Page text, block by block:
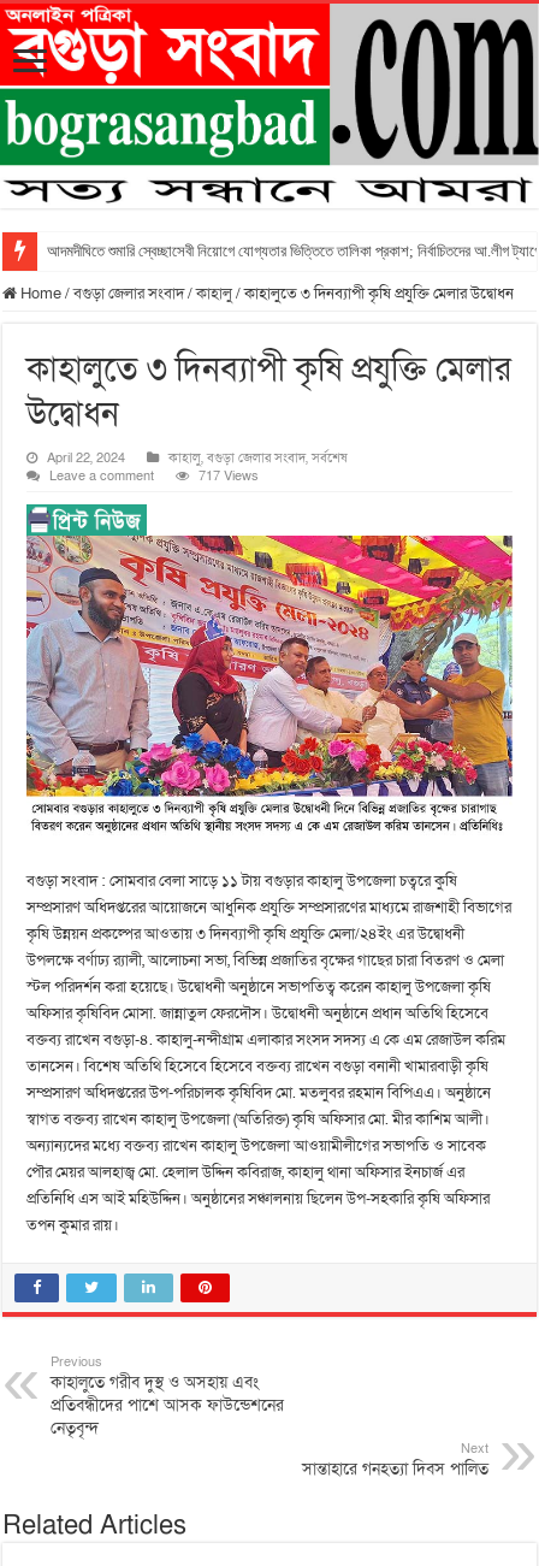
আদমদীঘিতে শুমারি স্বেচ্ছাসেবী নিয়োগে যোগ্যতার ভিত্তিতে তালিকা প্রকাশ; নির্বাচিতদের আ.লীগ
Home/বগুড়া জেলার সংবাদ/কাহালু/কাহালুতে ৩ দিনব্যাপী কৃষি প্রযুক্তি মেলার উদ্বোধন
কাহালুতে ৩ দিনব্যাপী কৃষি প্রযুক্তি মেলার
উদ্বোধন
April 22, 2024 কাহালু,বগুড়া জেলার সংবাদ,সর্বশেষ
Leave a comment
717 Views
বগুড়া সংবাদ : সোমবার বেলা সাড়ে ১১ টায় বগুড়ার কাহালু উপজেলা চত্বরে কুষি
সম্প্রসারণ অধিদপ্তরের আয়োজনে আধুনিক প্রযুক্তি সম্প্রসারণের মাধ্যমে রাজশাহী বিভাগের
কৃষি উন্নয়ন প্রকল্পের আওতায় ৩ দিনব্যাপী কৃষি প্রযুক্তি মেলা/২৪ইং এর উদ্বোধনী
উপলক্ষে বর্ণাঢ্য র‌্যালী, আলোচনা সভা, বিভিন্ন প্রজাতির বৃক্ষের গাছের চারা বিতরণ ও মেলা
স্টল পরিদর্শন করা হয়েছে। উদ্বোধনী অনুষ্ঠানে সভাপতিত্ব করেন কাহালু উপজেলা কৃষি
অফিসার কৃষিবিদ মোসা. জান্নাতুল ফেরদৌস। উদ্বোধনী অনুষ্ঠানে প্রধান অতিথি হিসেবে
বক্তব্য রাখেন বগুড়া-৪. কাহালু-নন্দীগ্রাম এলাকার সংসদ সদস্য এ কে এম রেজাউল করিম
তানসেন। বিশেষ অতিথি হিসেবে হিসেবে বক্তব্য রাখেন বগুড়া বনানী খামারবাড়ী কৃষি
সম্প্রসারণ অধিদপ্তরের উপ-পরিচালক কৃষিবিদ মো. মতলুবর রহমান বিপিএএ। অনুষ্ঠানে
স্বাগত বক্তব্য রাখেন কাহালু উপজেলা (অতিরিক্ত) কৃষি অফিসার মো. মীর কাশিম আলী।
অন্যান্যদের মধ্যে বক্তব্য রাখেন কাহালু উপজেলা আওয়ামীলীগের সভাপতি ও সাবেক
পৌর মেয়র আলহাজ্ব মো. হেলাল উদ্দিন কবিরাজ, কাহালু থানা অফিসার ইনচার্জ এর
প্রতিনিধি এস আই মহিউদ্দিন। অনুষ্ঠানের সঞ্চালনায় ছিলেন উপ-সহকারি কৃষি অফিসার
তপন কুমার রায়।
Previous
কাহালুতে গরীব দুস্থ ও অসহায় এবং
প্রতিবন্ধীদের পাশে আসক ফাউন্ডেশনের
নেতৃবৃন্দ
Next
সান্তাহারে গনহত্যা দিবস পালিত
Related Articles